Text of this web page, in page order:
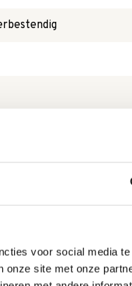
voor social media
onze site met onze